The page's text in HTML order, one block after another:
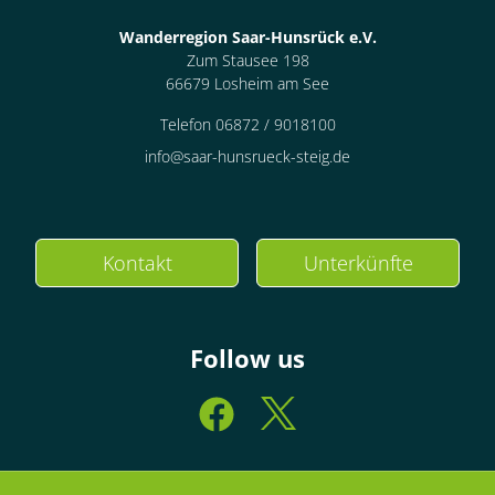
Wanderregion Saar-Hunsrück e.V.
Zum Stausee 198
66679 Losheim am See
Telefon 06872 / 9018100
info@saar-hunsrueck-steig.de
Kontakt Unterkünfte
Follow us